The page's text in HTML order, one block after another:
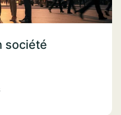
société